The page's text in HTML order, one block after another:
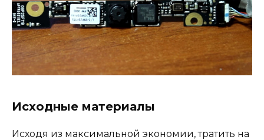
Исходные материалы
Исходя из максимальной экономии, тратить на